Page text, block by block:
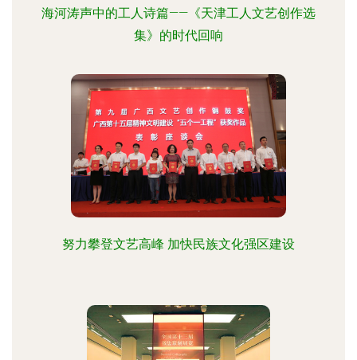
海河涛声中的工人诗篇——《天津工人文艺创作选
集》的时代回响
努力攀登文艺高峰 加快民族文化强区建设